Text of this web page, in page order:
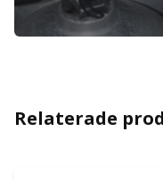
Relaterade